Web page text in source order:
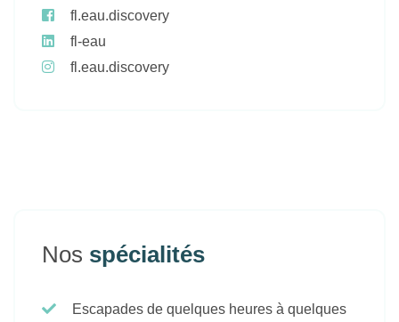
fl.eau.discovery
fl-eau
fl.eau.discovery
Nos spécialités
Escapades de quelques heures à quelques